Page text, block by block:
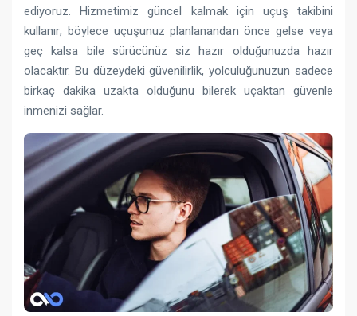
ediyoruz. Hizmetimiz güncel kalmak için uçuş takibini
kullanır; böylece uçuşunuz planlanandan önce gelse veya
geç kalsa bile sürücünüz siz hazır olduğunuzda hazır
olacaktır. Bu düzeydeki güvenilirlik, yolculuğunuzun sadece
birkaç dakika uzakta olduğunu bilerek uçaktan güvenle
inmenizi sağlar.